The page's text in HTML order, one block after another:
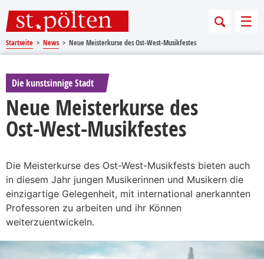
Startseite News Neue Meisterkurse des Ost-West-Musikfestes
Die kunstsinnige Stadt
Neue Meisterkurse des
Ost-West-Musikfestes
Die Meisterkurse des Ost-West-Musikfests bieten auch
in diesem Jahr jungen Musikerinnen und Musikern die
einzigartige Gelegenheit, mit international anerkannten
Professoren zu arbeiten und ihr Können
weiterzuentwickeln.